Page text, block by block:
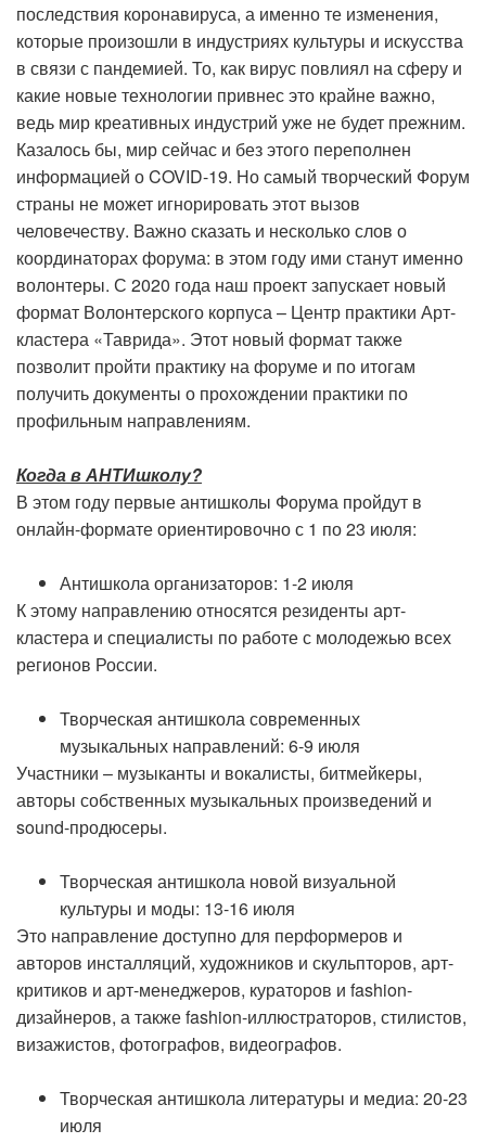
последствия коронавируса, а именно те изменения,
которые произошли в индустриях культуры и искусства
в связи с пандемией. То, как вирус повлиял на сферу и
какие новые технологии привнес это крайне важно,
ведь мир креативных индустрий уже не будет прежним.
Казалось бы, мир сейчас и без этого переполнен
информацией о COVID-19. Но самый творческий Форум
страны не может игнорировать этот вызов
человечеству. Важно сказать и несколько слов о
координаторах форума: в этом году ими станут именно
волонтеры. С 2020 года наш проект запускает новый
формат Волонтерского корпуса – Центр практики Арт-
кластера «Таврида». Этот новый формат также
позволит пройти практику на форуме и по итогам
получить документы о прохождении практики по
профильным направлениям.
Когда в АНТИшколу?
В этом году первые антишколы Форума пройдут в
онлайн-формате ориентировочно с 1 по 23 июля:
Антишкола организаторов: 1-2 июля
К этому направлению относятся резиденты арт-
кластера и специалисты по работе с молодежью всех
регионов России.
Творческая антишкола современных
музыкальных направлений: 6-9 июля
Участники – музыканты и вокалисты, битмейкеры,
авторы собственных музыкальных произведений и
sound-продюсеры.
Творческая антишкола новой визуальной
культуры и моды: 13-16 июля
Это направление доступно для перформеров и
авторов инсталляций, художников и скульпторов, арт-
критиков и арт-менеджеров, кураторов и fashion-
дизайнеров, а также fashion-иллюстраторов, стилистов,
визажистов, фотографов, видеографов.
Творческая антишкола литературы и медиа: 20-23
июля